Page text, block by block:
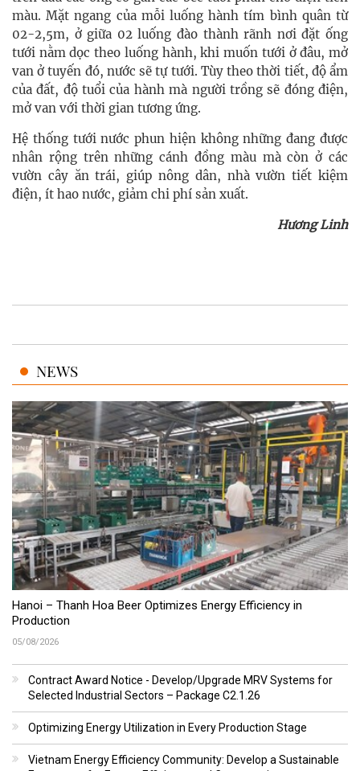
màu. Mặt ngang của mỗi luống hành tím bình quân từ
02-2,5m, ở giữa 02 luống đào thành rãnh nơi đặt ống
tưới nằm dọc theo luống hành, khi muốn tưới ở đâu, mở
van ở tuyến đó, nước sẽ tự tưới. Tùy theo thời tiết, độ ẩm
của đất, độ tuổi của hành mà người trồng sẽ đóng điện,
mở van với thời gian tương ứng.
Hệ thống tưới nước phun hiện không những đang được
nhân rộng trên những cánh đồng màu mà còn ở các
vườn cây ăn trái, giúp nông dân, nhà vườn tiết kiệm
điện, ít hao nước, giảm chi phí sản xuất.
Hương Linh
NEWS
Hanoi – Thanh Hoa Beer Optimizes Energy Efficiency in
Production
05/08/2026
Contract Award Notice - Develop/Upgrade MRV Systems for
Selected Industrial Sectors – Package C2.1.26
Optimizing Energy Utilization in Every Production Stage
Vietnam Energy Efficiency Community: Develop a Sustainable